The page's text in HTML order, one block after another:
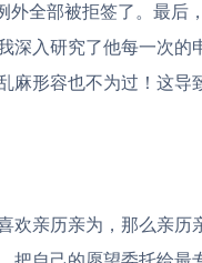
全部被拒签了。最后
深入研究了他每一次
麻形容也不为过！这
欢亲历亲为，那么亲